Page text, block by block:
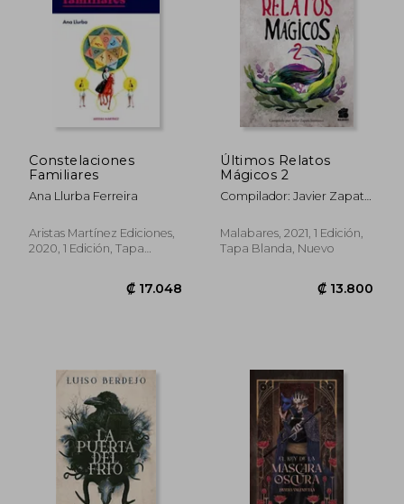
Constelaciones
Familiares
Ana Llurba Ferreira
Aristas Martínez Ediciones,
2020, 1 Edición, Tapa
Últimos Relatos
Mágicos 2
Compilador: Javier Zapata
Malabares, 2021, 1 Edición,
Tapa Blanda, Nuevo